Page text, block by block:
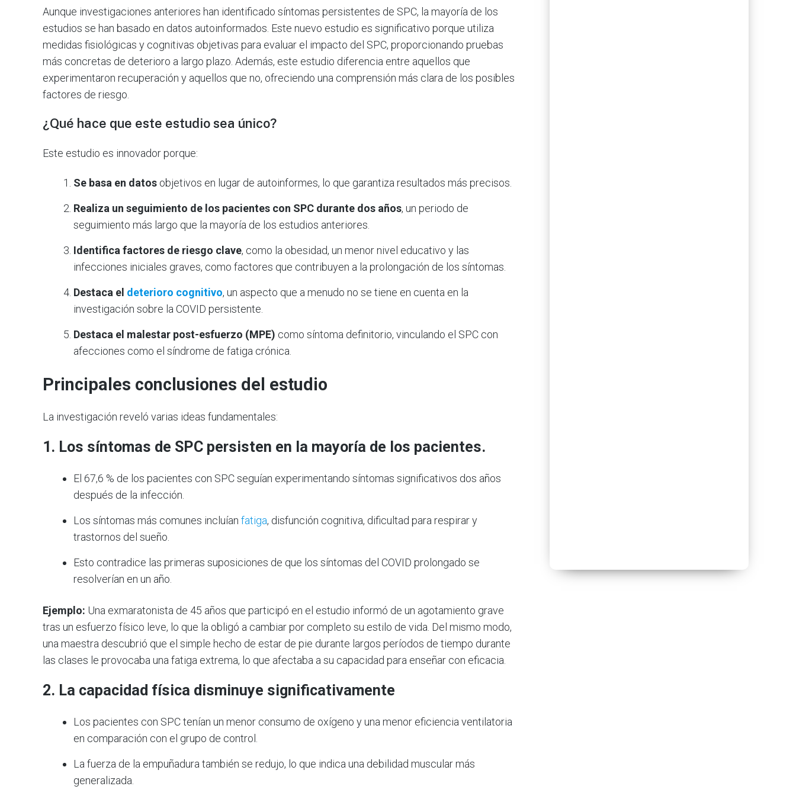
Aunque investigaciones anteriores han identificado síntomas persistentes de SPC, la mayoría de los
estudios se han basado en datos autoinformados. Este nuevo estudio es significativo porque utiliza
medidas fisiológicas y cognitivas objetivas para evaluar el impacto del SPC, proporcionando pruebas
más concretas de deterioro a largo plazo. Además, este estudio diferencia entre aquellos que
experimentaron recuperación y aquellos que no, ofreciendo una comprensión más clara de los posibles
factores de riesgo.
¿Qué hace que este estudio sea único?
Este estudio es innovador porque:
Se basa en datos objetivos en lugar de autoinformes, lo que garantiza resultados más precisos.
Realiza un seguimiento de los pacientes con SPC durante dos años, un periodo de
seguimiento más largo que la mayoría de los estudios anteriores.
Identifica factores de riesgo clave, como la obesidad, un menor nivel educativo y las
infecciones iniciales graves, como factores que contribuyen a la prolongación de los síntomas.
Destaca el deterioro cognitivo, un aspecto que a menudo no se tiene en cuenta en la
investigación sobre la COVID persistente.
Destaca el malestar post-esfuerzo (MPE) como síntoma definitorio, vinculando el SPC con
afecciones como el síndrome de fatiga crónica.
Principales conclusiones del estudio
La investigación reveló varias ideas fundamentales:
1. Los síntomas de SPC persisten en la mayoría de los pacientes.
El 67,6 % de los pacientes con SPC seguían experimentando síntomas significativos dos años
después de la infección.
Los síntomas más comunes incluíanfatiga, disfunción cognitiva, dificultad para respirar y
trastornos del sueño.
Esto contradice las primeras suposiciones de que los síntomas del COVID prolongado se
resolverían en un año.
Ejemplo: Una exmaratonista de 45 años que participó en el estudio informó de un agotamiento grave
tras un esfuerzo físico leve, lo que la obligó a cambiar por completo su estilo de vida. Del mismo modo,
una maestra descubrió que el simple hecho de estar de pie durante largos períodos de tiempo durante
las clases le provocaba una fatiga extrema, lo que afectaba a su capacidad para enseñar con eficacia.
2. La capacidad física disminuye significativamente
Los pacientes con SPC tenían un menor consumo de oxígeno y una menor eficiencia ventilatoria
en comparación con el grupo de control.
La fuerza de la empuñadura también se redujo, lo que indica una debilidad muscular más
generalizada.